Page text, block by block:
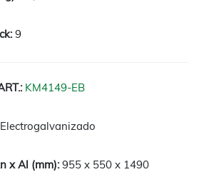
9
KM4149-EB
Electrogalvanizado
955 x 550 x 1490